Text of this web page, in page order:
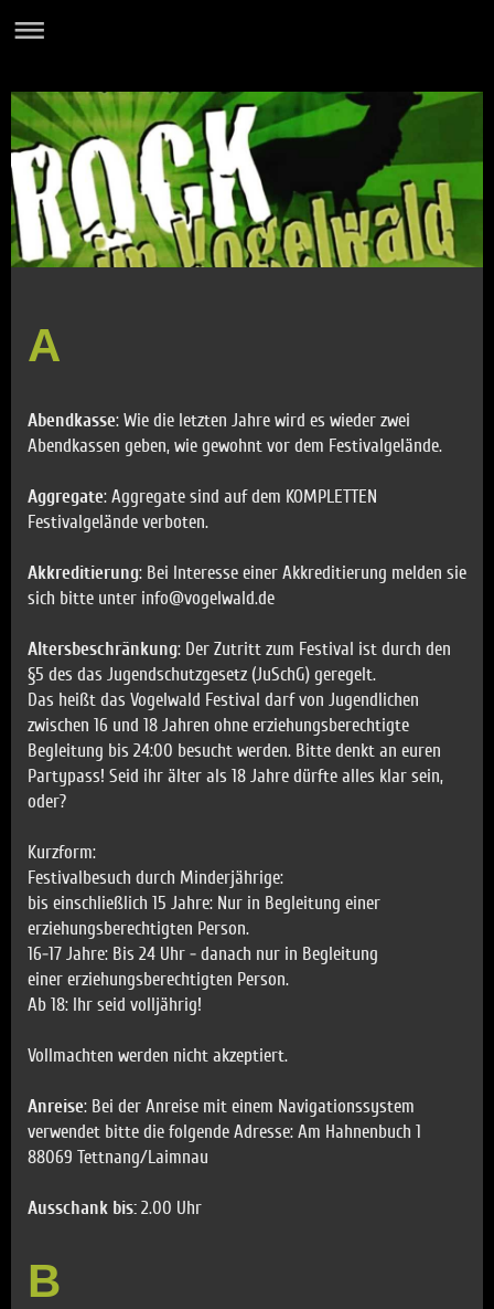
A
Abendkasse: Wie die letzten Jahre wird es wieder zwei
Abendkassen geben, wie gewohnt vor dem Festivalgelände.
Aggregate: Aggregate sind auf dem KOMPLETTEN
Festivalgelände verboten.
Akkreditierung: Bei Interesse einer Akkreditierung melden sie
sich bitte unter info@vogelwald.de
Altersbeschränkung: Der Zutritt zum Festival ist durch den
§5 des das Jugendschutzgesetz (JuSchG) geregelt.
Das heißt das Vogelwald Festival darf von Jugendlichen
zwischen 16 und 18 Jahren ohne erziehungsberechtigte
Begleitung bis 24:00 besucht werden. Bitte denkt an euren
Partypass! Seid ihr älter als 18 Jahre dürfte alles klar sein,
oder?
Kurzform:
Festivalbesuch durch Minderjährige:
bis einschließlich 15 Jahre: Nur in Begleitung einer
erziehungsberechtigten Person.
16-17 Jahre: Bis 24 Uhr - danach nur in Begleitung
einererziehungsberechtigten Person.
Ab 18: Ihr seid volljährig!
Vollmachten werden nicht akzeptiert.
Anreise: Bei der Anreise mit einem Navigationssystem
verwendet bitte die folgende Adresse: Am Hahnenbuch 1
88069 Tettnang/Laimnau
Ausschank bis:2.00 Uhr
B